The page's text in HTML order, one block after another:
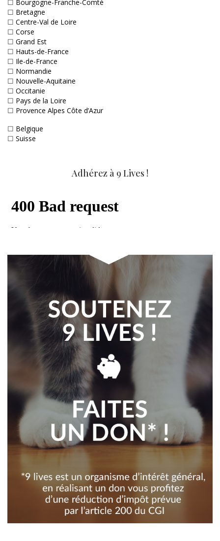
☐ Bourgogne-Franche-Comté
☐ Bretagne
☐ Centre-Val de Loire
☐ Corse
☐ Grand Est
☐ Hauts-de-France
☐ Ile-de-France
☐ Normandie
☐ Nouvelle-Aquitaine
☐ Occitanie
☐ Pays de la Loire
☐ Provence Alpes Côte d’Azur
☐ Belgique
☐ Suisse
Adhérez à 9 Lives !